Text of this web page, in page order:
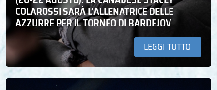
COLAROSSI SARÀ L’ALLENATRICE DELLE
AZZURRE PER IL TORNEO DI BARDEJOV
LEGGI TUTTO